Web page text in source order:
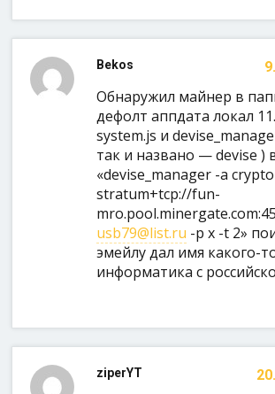
Bekos
Обнаружил майнер в
дефолт аппдата локал
system.js и
так и названо — devise )
«devise_manager -a
stratum+tcp://fun-
usb79@list.ru -p x -t 2»
эмейлу дал имя какого-
информатика с
ziperYT